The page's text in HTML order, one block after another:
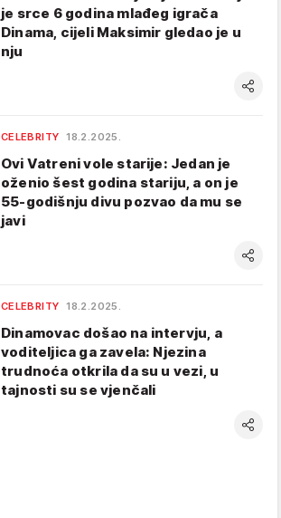
je srce 6 godina mlađeg igrača
Dinama, cijeli Maksimir gledao je u
nju
CELEBRITY 18.2.2025.
Ovi Vatreni vole starije: Jedan je
oženio šest godina stariju, a on je
55-godišnju divu pozvao da mu se
javi
CELEBRITY 18.2.2025.
Dinamovac došao na intervju, a
voditeljica ga zavela: Njezina
trudnoća otkrila da su u vezi, u
tajnosti su se vjenčali